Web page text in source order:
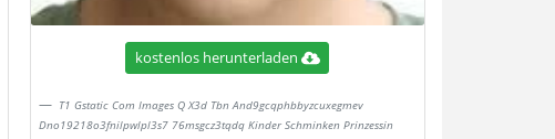
kostenlos herunterladen
T1 Gstatic Com Images Q X3d Tbn And9gcqphbbyzcuxegmev
Dno19218o3fnilpwlpl3s7 76msgcz3tqdq Kinder Schminken Prinzessin